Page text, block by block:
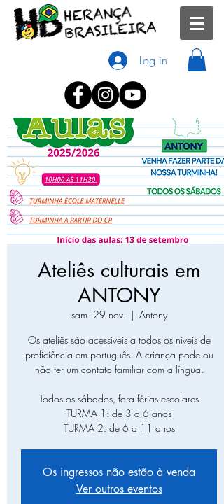
Log in
Ateliês culturais em
ANTONY
sam. 29 nov.
  |
Antony
Os ateliês são acessíveis a todos os níveis de
proficiência em português. A criança pode ou
não ter um contato familiar com a língua.
Todos os sábados, fora férias escolares
TURMA 1: de 3 a 6 anos
TURMA 2: de 6 a 11 anos
Os ingressos não estão à venda
Ver outros eventos